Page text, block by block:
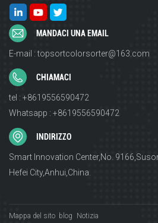
MANDACI UNA EMAIL
E-mail : topsortcolorsorter@163.com
CHIAMACI
tel : +8619556590472
Whatsapp : +8619556590472
INDIRIZZO
Smart Innovation Center,No.
Hefei City,Anhui,China.
Mappa del sito blog Notizia